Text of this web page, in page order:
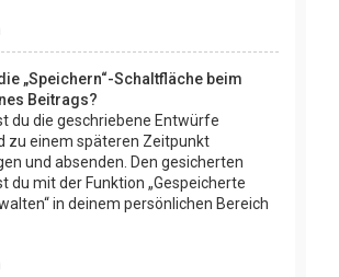
„Speichern“-Schaltfläche beim
Beitrags?
du die geschriebene Entwürfe
zu einem späteren Zeitpunkt
und absenden. Den gesicherten
du mit der Funktion „Gespeicherte
in deinem persönlichen Bereich